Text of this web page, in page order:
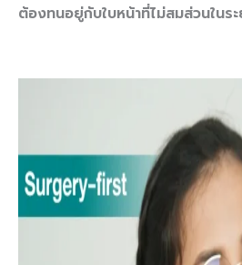
ต้องทนอยู่กับใบหน้าที่ไม่สมส่วนในร